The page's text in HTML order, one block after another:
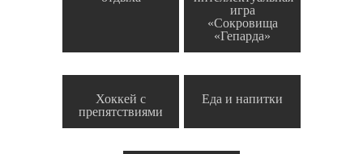
игра
«Сокровища
«Гепарда»
Хоккей с
препятствиями
Еда и напитки